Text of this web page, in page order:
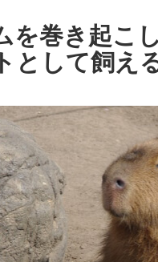
を巻き起こ
として飼え